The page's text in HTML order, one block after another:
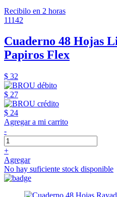
Recibilo en 2 horas
11142
Cuaderno 48 Hojas
Papiros Flex
$ 32
$ 27
$ 24
Agregar a mi carrito
-
+
Agregar
No hay suficiente stock disponible